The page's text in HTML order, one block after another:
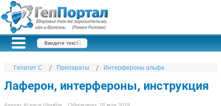
Гепатит С Препараты Интерфероны альфа
Лаферон, интерфероны, инструкция